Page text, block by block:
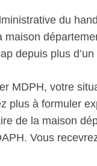
du
maison
depuis plus d’un
MDPH, votre
plus à formuler
de la maison
Vous